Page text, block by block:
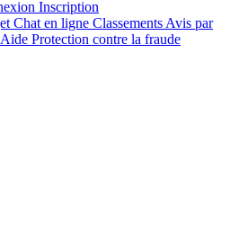
Inscription
Chat en ligne Classements Avis par
Aide Protection contre la fraude